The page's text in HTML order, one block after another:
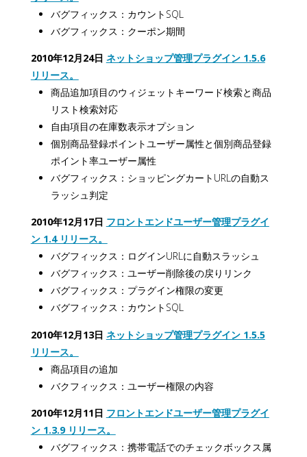
バグフィックス：カウントSQL
バグフィックス：クーポン期間
2010年12月24日 ネットショップ管理プラグイン 1.5.6
リリース。
商品追加項目のウィジェットキーワード検索と商品
リスト検索対応
自由項目の在庫数表示オプション
個別商品登録ポイントユーザー属性と個別商品登録
ポイント率ユーザー属性
バグフィックス：ショッピングカートURLの自動ス
ラッシュ判定
2010年12月17日 フロントエンドユーザー管理プラグイ
ン 1.4 リリース。
バグフィックス：ログインURLに自動スラッシュ
バグフィックス：ユーザー削除後の戻りリンク
バグフィックス：プラグイン権限の変更
バグフィックス：カウントSQL
2010年12月13日 ネットショップ管理プラグイン 1.5.5
リリース。
商品項目の追加
バクフィックス：ユーザー権限の内容
2010年12月11日 フロントエンドユーザー管理プラグイ
ン 1.3.9 リリース。
バグフィックス：携帯電話でのチェックボックス属